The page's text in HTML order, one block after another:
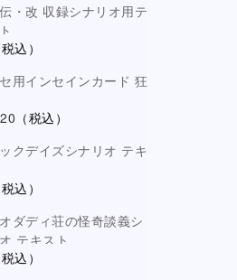
・改 収録シナリオ用テ
税込）
用インセインカード 狂
（税込）
クデイズシナリオ テキ
税込）
ダディ荘の怪奇談義シ
テキスト
税込）